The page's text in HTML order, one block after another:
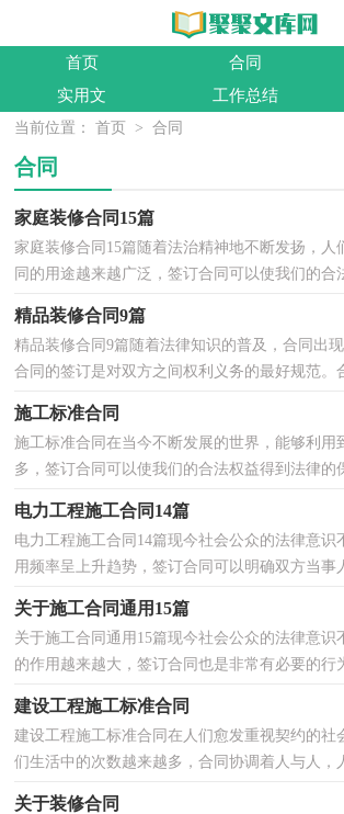
首页 合同
实用文
工作总结
当前位置： 首页 > 合同
合同
家庭装修合同15篇
家庭装修合同15篇随着法治精神地不断发扬，人
同的用途越来越广泛，签订合同可以使我们的合
精品装修合同9篇
精品装修合同9篇随着法律知识的普及，合同出
合同的签订是对双方之间权利义务的最好规范。
施工标准合同
施工标准合同在当今不断发展的世界，能够利用
多，签订合同可以使我们的合法权益得到法律的
电力工程施工合同14篇
电力工程施工合同14篇现今社会公众的法律意识
用频率呈上升趋势，签订合同可以明确双方当事
关于施工合同通用15篇
关于施工合同通用15篇现今社会公众的法律意识
的作用越来越大，签订合同也是非常有必要的行
建设工程施工标准合同
建设工程施工标准合同在人们愈发重视契约的社
们生活中的次数越来越多，合同协调着人与人，
关于装修合同